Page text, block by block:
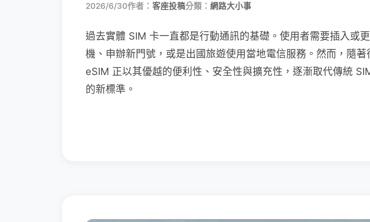
2026/6/30作者： 客座投稿分類： 網路大小事
過去實體 SIM 卡一直都是行動通訊的基礎。使用者需要插入或
機、申辦新門號，或是出國旅遊使用當地電信服務。然而，隨著
eSIM 正以其優越的便利性、安全性與擴充性，逐漸取代傳統
的新標準。